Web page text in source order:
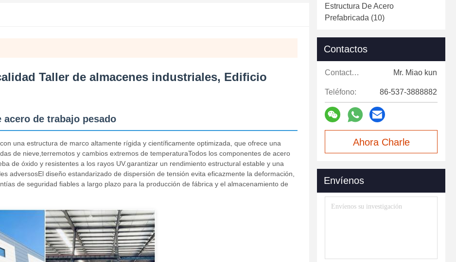
Taller de almacenes industriales, Edificio
de trabajo pesado
una estructura de marco altamente rígida y científicamente optimizada, que ofrece una
de nieve,terremotos y cambios extremos de temperaturaTodos los componentes de acero
de óxido y resistentes a los rayos UV.garantizar un rendimiento estructural estable y una
adversosEl diseño estandarizado de dispersión de tensión evita eficazmente la deformación,
de seguridad fiables a largo plazo para la producción de fábrica y el almacenamiento de
Estructura De Acero
Prefabricada (10)
Contactos
Contactos: Mr. Miao kun
Teléfono: 86-537-3888882
Ahora Charle
Envíenos